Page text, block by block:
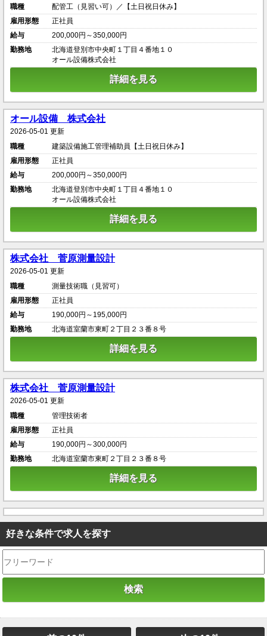
職種
配管工（見習い可）／【土日祝日休み】
雇用形態
正社員
給与
200,000円～350,000円
勤務地
北海道登別市中央町１丁目４番地１０
オール設備株式会社
詳細を見る
オール設備 株式会社
2026-05-01 更新
職種
建築設備施工管理補助員【土日祝日休み】
雇用形態
正社員
給与
200,000円～350,000円
勤務地
北海道登別市中央町１丁目４番地１０
オール設備株式会社
詳細を見る
株式会社 菅原測量設計
2026-05-01 更新
職種
測量技術職（見習可）
雇用形態
正社員
給与
190,000円～195,000円
勤務地
北海道室蘭市東町２丁目２３番８号
詳細を見る
株式会社 菅原測量設計
2026-05-01 更新
職種
管理技術者
雇用形態
正社員
給与
190,000円～300,000円
勤務地
北海道室蘭市東町２丁目２３番８号
詳細を見る
好きな条件で求人を探す